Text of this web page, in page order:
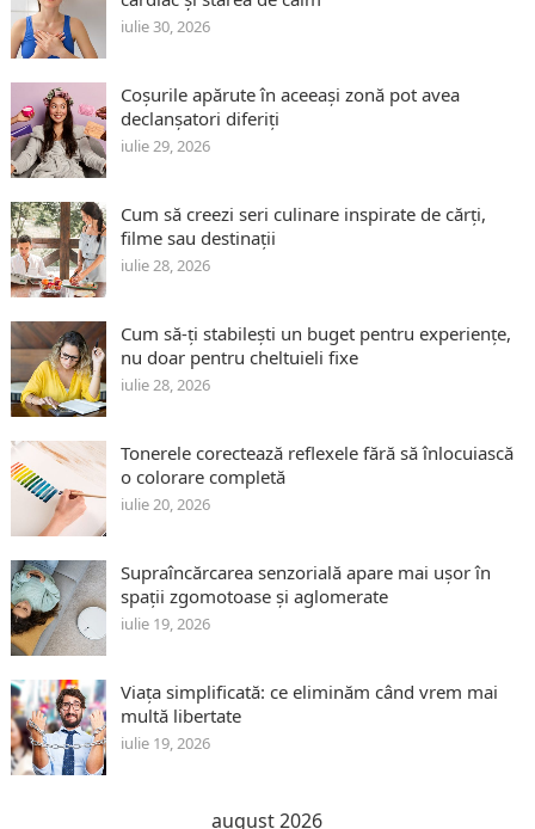
iulie 30, 2026
Coșurile apărute în aceeași zonă pot avea
declanșatori diferiți
iulie 29, 2026
Cum să creezi seri culinare inspirate de cărți,
filme sau destinații
iulie 28, 2026
Cum să-ți stabilești un buget pentru experiențe,
nu doar pentru cheltuieli fixe
iulie 28, 2026
Tonerele corectează reflexele fără să înlocuiască
o colorare completă
iulie 20, 2026
Supraîncărcarea senzorială apare mai ușor în
spații zgomotoase și aglomerate
iulie 19, 2026
Viața simplificată: ce eliminăm când vrem mai
multă libertate
iulie 19, 2026
august 2026